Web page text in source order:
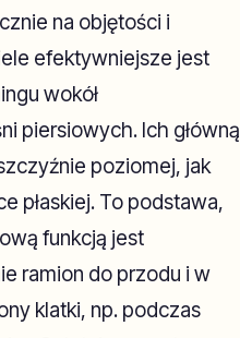
na objętości i
efektywniejsze jest
wokół
piersiowych. Ich główną
poziomej, jak
płaskiej. To podstawa,
funkcją jest
ramion do przodu i w
klatki, np. podczas